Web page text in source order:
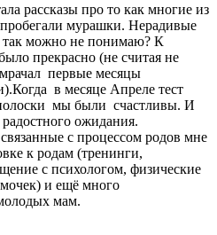
рассказы про то как многие из
мурашки. Нерадивые
так можно не понимаю? К
прекрасно (не считая не
первые месяцы
в месяце Апреле тест
мы были счастливы. И
радостного ожидания.
с процессом родов мне
к родам (тренинги,
с психологом, физические
и ещё много
мам.